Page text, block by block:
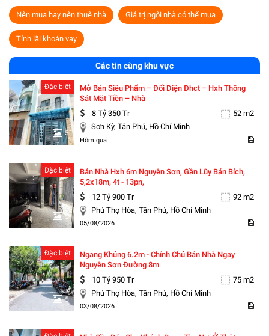
Nên mua hay nên thuê nhà Giá trị ngôi nhà có thể mua
Tính lãi khoản vay
Các tin cùng khu vực
5
Đặc biệt
Mở Bán Siêu Phẩm – Đối Diện Đhct – Hxh Thông
Sát Mặt Tiền – Nhà
8 Tỷ 350 Tr
52 m2
Sơn Kỳ, Tân Phú, Hồ Chí Minh
Hôm qua
5
Đặc biệt
Bán Nhà Hxh 6m Nguyễn Sơn, Gần Lũy Bán Bích,
5,2x18m, 4t - 13pn,
12 Tỷ 900 Tr
92 m2
Phú Thọ Hòa, Tân Phú, Hồ Chí Minh
05/08/2026
5
Đặc biệt
Ngang Khủng 6.2m - Chính Chủ Bán Nhà Ngay
Nguyễn Sơn Đường 8m
10 Tỷ 950 Tr
75 m2
Phú Thọ Hòa, Tân Phú, Hồ Chí Minh
03/08/2026